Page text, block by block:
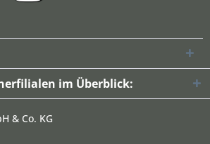
im Überblick:
& Co. KG